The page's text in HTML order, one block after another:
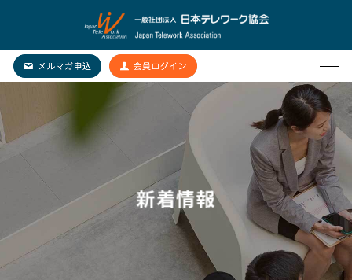
新着情報